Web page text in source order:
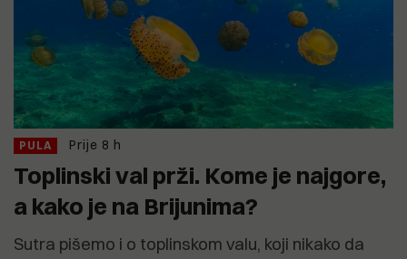
PULA Prije 8 h
Toplinski val prži. Kome je najgore,
a kako je na Brijunima?
Sutra pišemo i o toplinskom valu, koji nikako da